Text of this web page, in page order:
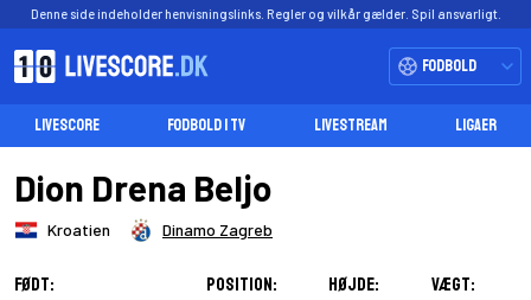
Denne side indeholder henvisningslinks. Regler og vilkår gælder. Spil ansvarligt.
Fodbold
LIVESCORE FODBOLD I TV LIVESTREAM LIGAER
Dion Drena Beljo
Kroatien Dinamo Zagreb
Født: Position: Højde: Vægt: